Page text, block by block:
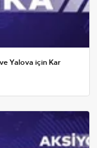
Yalova için Kar